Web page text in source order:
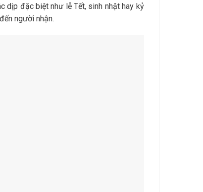
dịp đặc biệt như lễ Tết, sinh nhật hay kỷ
người nhận.